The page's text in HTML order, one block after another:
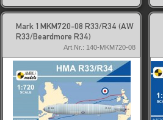
Mark 1 MKM720-08 R33/R34 (AW
R33/Beardmore R34)
Art.Nr.: 140-MKM720-08